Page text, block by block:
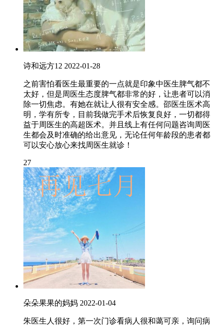
诗和远方12 2022-01-28
之前害怕看医生最重要的一点就是印象中医生脾气都不
太好，但是周医生态度脾气都非常的好，让患者可以消
除一切焦虑。有她在就让人很有安全感。邵医生医术高
明，学有所专，目前我做完手术后恢复良好，一切都得
益于周医生的高超医术。并且线上有任何问题咨询周医
生都会及时准确的给出意见，无论任何年龄段的患者都
可以安心放心来找周医生就诊！
27
朵朵果果的妈妈 2022-01-04
朱医生人很好，第一次门诊看病人很和蔼可亲，询问病